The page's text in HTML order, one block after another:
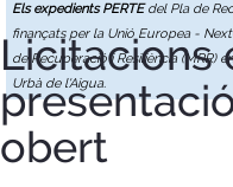
Els expedients PERTEdel Pla de
finançats per la Unió Europea -
de Recuperació i Resiliència (MRR)
Urbà de l'Aigua.
Licitacions
obert